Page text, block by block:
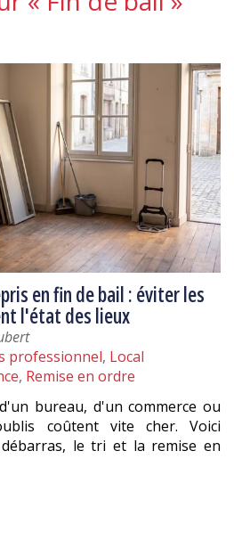
en fin de bail : éviter les
l'état des lieux
professionnel, Local
, Remise en ordre
bureau, d'un commerce ou
coûtent vite cher. Voici
le tri et la remise en